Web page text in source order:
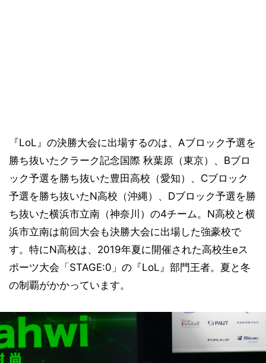
『LoL』の決勝大会に出場するのは、Aブロック予選を
勝ち抜いたクラーク記念国際 秋葉原（東京）、Bブロ
ック予選を勝ち抜いた豊田高校（愛知）、Cブロック
予選を勝ち抜いたN高校（沖縄）、Dブロック予選を勝
ち抜いた横浜市立南（神奈川）の4チーム。N高校と横
浜市立南は前回大会も決勝大会に出場した強豪校で
す。特にN高校は、2019年夏に開催された高校生eス
ポーツ大会「STAGE:0」の『LoL』部門王者。夏と冬
の制覇がかかっています。